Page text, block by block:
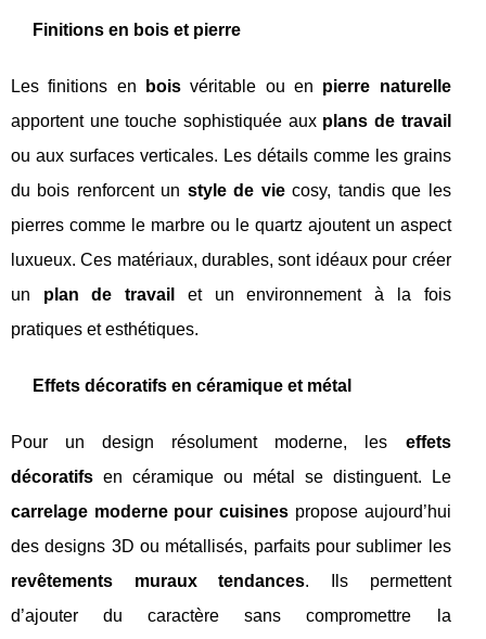
Finitions en bois et pierre
Les finitions en boisvéritable ou en pierre naturelle
apportent une touche sophistiquée aux plans de travail
ou aux surfaces verticales. Les détails comme les grains
du bois renforcent un style de viecosy, tandis que les
pierres comme le marbre ou le quartz ajoutent un aspect
luxueux. Ces matériaux, durables, sont idéaux pour créer
un plan de travail
et un environnement à la fois
pratiques et esthétiques.
Effets décoratifs en céramique et métal
Pour un design résolument moderne, les effets
décoratifs en céramique ou métal se distinguent. Le
carrelage moderne pour cuisines propose aujourd’hui
des designs 3D ou métallisés, parfaits pour sublimer les
revêtements muraux tendances. Ils permettent
d’ajouter du caractère sans compromettre la